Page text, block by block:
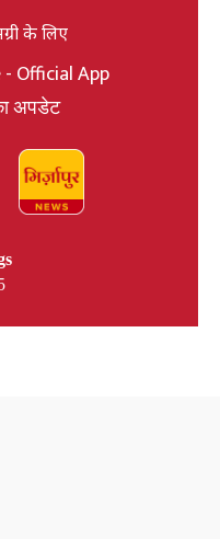
के लिए
Official App
अपडेट